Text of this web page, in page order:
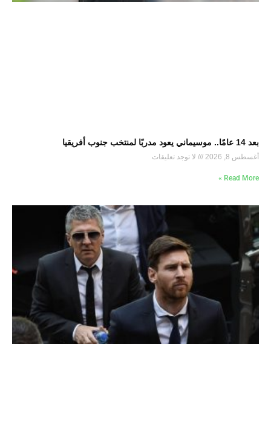
بعد 14 عامًا.. موسيماني يعود مدربًا لمنتخب جنوب أفريقيا
أغسطس 8, 2026 لا توجد تعليقات
Read More »